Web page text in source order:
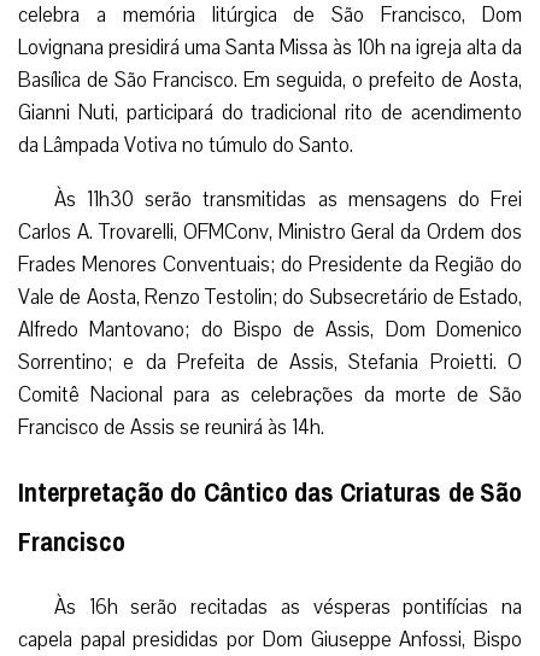
celebra a memória litúrgica de São Francisco, Dom
Lovignana presidirá uma Santa Missa às 10h na igreja alta da
Basílica de São Francisco. Em seguida, o prefeito de Aosta,
Gianni Nuti, participará do tradicional rito de acendimento
da Lâmpada Votiva no túmulo do Santo.
Às 11h30 serão transmitidas as mensagens do Frei
Carlos A. Trovarelli, OFMConv, Ministro Geral da Ordem dos
Frades Menores Conventuais; do Presidente da Região do
Vale de Aosta, Renzo Testolin; do Subsecretário de Estado,
Alfredo Mantovano; do Bispo de Assis, Dom Domenico
Sorrentino; e da Prefeita de Assis, Stefania Proietti. O
Comitê Nacional para as celebrações da morte de São
Francisco de Assis se reunirá às 14h.
Interpretação do Cântico das Criaturas de São
Francisco
Às 16h serão recitadas as vésperas pontifícias na
capela papal presididas por Dom Giuseppe Anfossi, Bispo